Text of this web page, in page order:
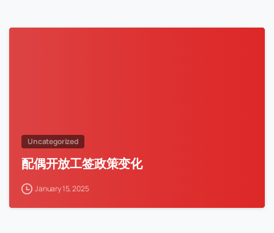
Uncategorized
配偶开放工签政策变化
January 15, 2025